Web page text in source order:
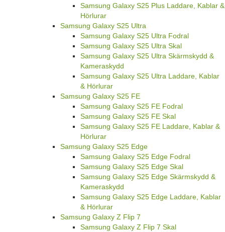
Samsung Galaxy S25 Plus Laddare, Kablar &
Hörlurar
Samsung Galaxy S25 Ultra
Samsung Galaxy S25 Ultra Fodral
Samsung Galaxy S25 Ultra Skal
Samsung Galaxy S25 Ultra Skärmskydd &
Kameraskydd
Samsung Galaxy S25 Ultra Laddare, Kablar
& Hörlurar
Samsung Galaxy S25 FE
Samsung Galaxy S25 FE Fodral
Samsung Galaxy S25 FE Skal
Samsung Galaxy S25 FE Laddare, Kablar &
Hörlurar
Samsung Galaxy S25 Edge
Samsung Galaxy S25 Edge Fodral
Samsung Galaxy S25 Edge Skal
Samsung Galaxy S25 Edge Skärmskydd &
Kameraskydd
Samsung Galaxy S25 Edge Laddare, Kablar
& Hörlurar
Samsung Galaxy Z Flip 7
Samsung Galaxy Z Flip 7 Skal